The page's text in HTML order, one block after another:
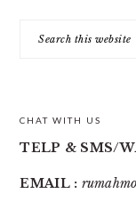
SIDEBAR
CHAT WITH US
TELP & SMS/
EMAIL :